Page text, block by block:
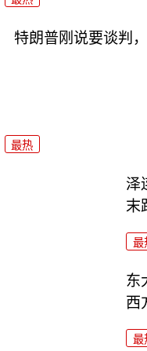
特朗普刚说要谈判
最热
泽
末
最
东
西
最